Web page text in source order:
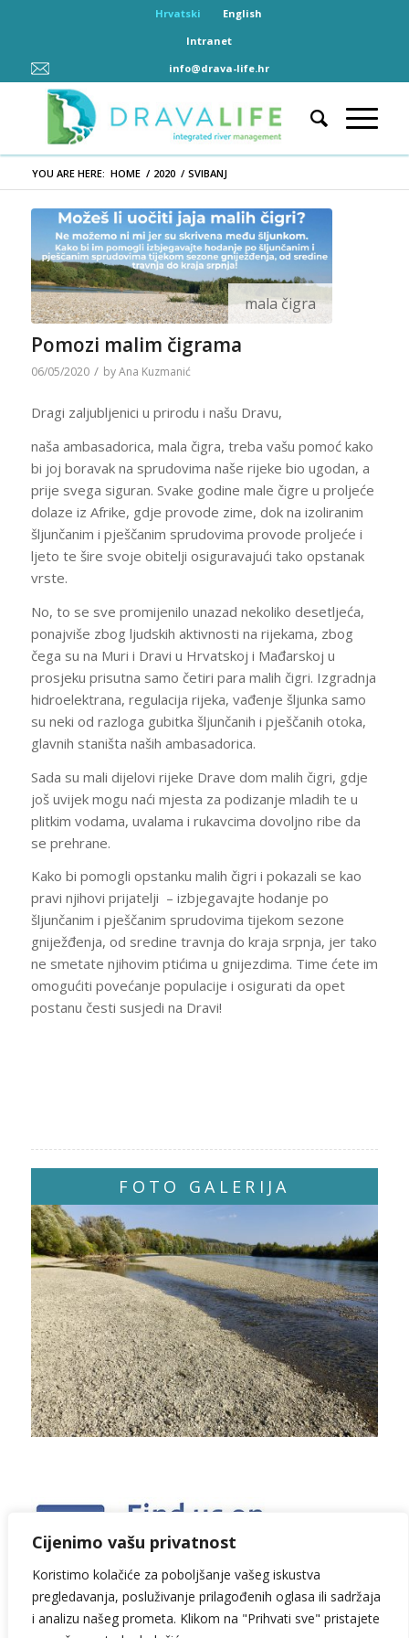
Cijenimo vašu privatnost
Koristimo kolačiće za poboljšanje vašeg iskustva
pregledavanja, posluživanje prilagođenih oglasa ili sadržaja
i analizu našeg prometa. Klikom na "Prihvati sve" pristajete
Hrvatski
English
Intranet
info@drava-life.hr
YOU ARE HERE: HOME / 2020 / SVIBANJ
mala čigra
Pomozi malim čigrama
06/05/2020 / byAna Kuzmanić
Dragi zaljubljenici u prirodu i našu Dravu,
naša ambasadorica, mala čigra, treba vašu pomoć kako
bi joj boravak na sprudovima naše rijeke bio ugodan, a
prije svega siguran. Svake godine male čigre u proljeće
dolaze iz Afrike, gdje provode zime, dok na izoliranim
šljunčanim i pješčanim sprudovima provode proljeće i
ljeto te šire svoje obitelji osiguravajući tako opstanak
vrste.
No, to se sve promijenilo unazad nekoliko desetljeća,
ponajviše zbog ljudskih aktivnosti na rijekama, zbog
čega su na Muri i Dravi u Hrvatskoj i Mađarskoj u
prosjeku prisutna samo četiri para malih čigri. Izgradnja
hidroelektrana, regulacija rijeka, vađenje šljunka samo
su neki od razloga gubitka šljunčanih i pješčanih otoka,
glavnih staništa naših ambasadorica.
Sada su mali dijelovi rijeke Drave dom malih čigri, gdje
još uvijek mogu naći mjesta za podizanje mladih te u
plitkim vodama, uvalama i rukavcima dovoljno ribe da
se prehrane.
Kako bi pomogli opstanku malih čigri i pokazali se kao
pravi njihovi prijatelji – izbjegavajte hodanje po
šljunčanim i pješčanim sprudovima tijekom sezone
gniježđenja, od sredine travnja do kraja srpnja, jer tako
ne smetate njihovim ptićima u gnijezdima. Time ćete im
omogućiti povećanje populacije i osigurati da opet
postanu česti susjedi na Dravi!
FOTO GALERIJA